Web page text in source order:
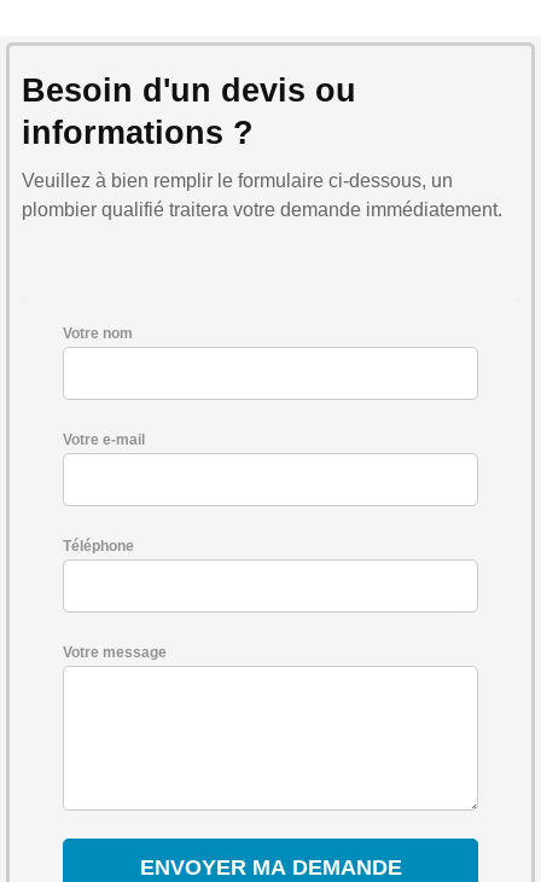
Besoin d'un devis ou
informations ?
Veuillez à bien remplir le formulaire ci-dessous, un
plombier qualifié traitera votre demande immédiatement.
Votre nom
Votre e-mail
Téléphone
Votre message